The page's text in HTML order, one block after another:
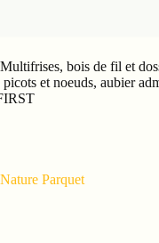
bois de fil et
et noeuds, aubier
Parquet